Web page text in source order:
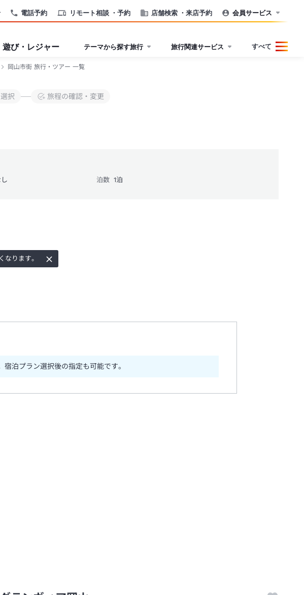
電話予約 リモート相談 ・予約 店舗検索 ・来店予約 会員サービス
遊び・レジャー テーマから探す旅行 旅行関連サービス すべて
岡山市街 旅行・ツアー 一覧
択 旅程の確認・変更
泊数 1泊
なります。
泊プラン選択後の指定も可能です。